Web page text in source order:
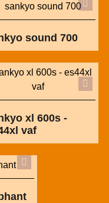
sound 700
xl 600s -
vaf